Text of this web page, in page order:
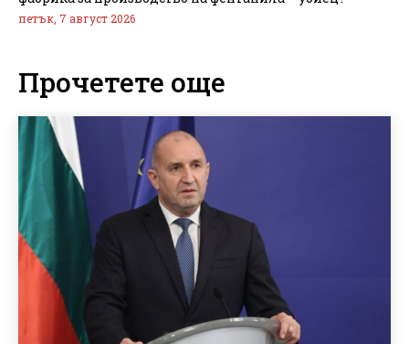
петък, 7 август 2026
Прочетете още